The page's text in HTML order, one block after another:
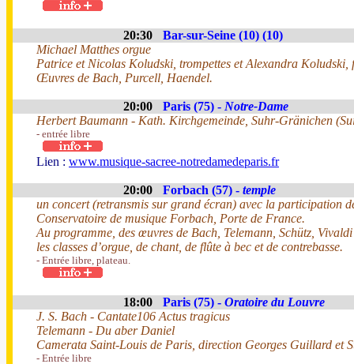
20:30
Bar-sur-Seine (10) (10)
Michael Matthes orgue
Patrice et Nicolas Koludski, trompettes et Alexandra Koludski,
Œuvres de Bach, Purcell, Haendel.
20:00 Paris (75) - Notre-Dame
Herbert Baumann - Kath. Kirchgemeinde, Suhr-Gränichen
- entrée libre
Lien : www.musique-sacree-notredamedeparis.fr
20:00 Forbach (57) - temple
un concert (retransmis sur grand écran) avec la participation
Conservatoire de musique Forbach, Porte de France.
Au programme, des œuvres de Bach, Telemann, Schütz,
les classes d’orgue, de chant, de flûte à bec et de contrebasse.
- Entrée libre, plateau.
18:00 Paris (75) - Oratoire du Louvre
J. S. Bach - Cantate106 Actus tragicus
Telemann - Du aber Daniel
Camerata Saint-Louis de Paris, direction Georges Guillard et
- Entrée libre